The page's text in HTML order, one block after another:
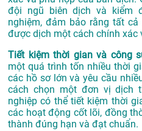
đội ngũ biên dịch và kiểm
nghiệm, đảm bảo rằng tất
được dịch một cách chính xác
Tiết kiệm thời gian và công
một quá trình tốn nhiều thời
các hồ sơ lớn và yêu cầu
cách chọn một đơn vị dịch
nghiệp có thể tiết kiệm thời
các hoạt động cốt lõi, đồng
thành đúng hạn và đạt chuẩn.